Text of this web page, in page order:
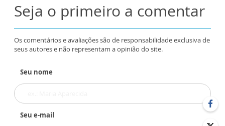
Seja o primeiro a comentar
Os comentários e avaliações são de responsabilidade exclusiva de
seus autores e não representam a opinião do site.
Seu nome
Seu e-mail